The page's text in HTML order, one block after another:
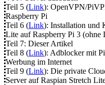
Teil 5 (Link): OpenVPN/
Raspberry Pi
Teil 6 (Link): Installation und
Lite auf Raspberry Pi 3 (ohne
Teil 7: Dieser Artikel
Teil 8 (Link): Adblocker mit
Werbung im Internet
Teil 9 (Link): Die private
Server auf Raspian Stretch